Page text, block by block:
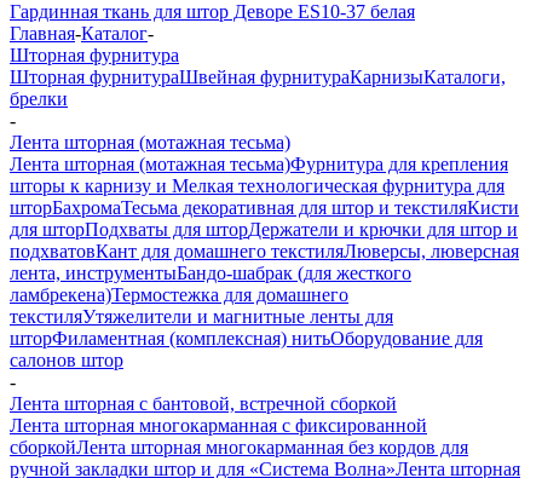
Гардинная ткань для штор Деворе ES10-37 белая
Главная-Каталог-
Шторная фурнитура
Шторная фурнитураШвейная фурнитураКарнизыКаталоги,
брелки
-
Лента шторная (мотажная тесьма)
Лента шторная (мотажная тесьма)Фурнитура для крепления
шторы к карнизу и Мелкая технологическая фурнитура для
шторБахромаТесьма декоративная для штор и текстиляКисти
для шторПодхваты для шторДержатели и крючки для штор и
подхватовКант для домашнего текстиляЛюверсы, люверсная
лента, инструментыБандо-шабрак (для жесткого
ламбрекена)Термостежка для домашнего
текстиляУтяжелители и магнитные ленты для
шторФиламентная (комплексная) нитьОборудование для
салонов штор
-
Лента шторная с бантовой, встречной сборкой
Лента шторная многокарманная с фиксированной
сборкойЛента шторная многокарманная без кордов для
ручной закладки штор и для «Система Волна»Лента шторная